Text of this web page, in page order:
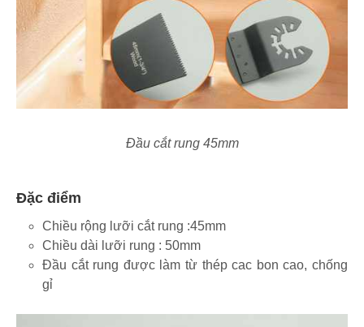
Đầu cắt rung 45mm
Đặc điểm
Chiều rộng lưỡi cắt rung :45mm
Chiều dài lưỡi rung : 50mm
Đầu cắt rung được làm từ thép cac bon cao, chống
gỉ